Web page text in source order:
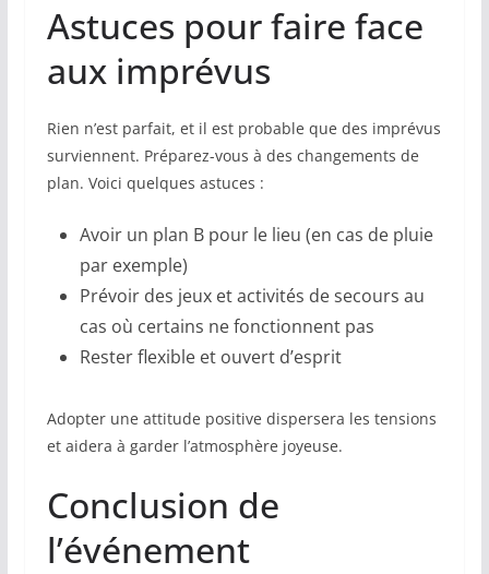
Astuces pour faire face
aux imprévus
Rien n’est parfait, et il est probable que des imprévus
surviennent. Préparez-vous à des changements de
plan. Voici quelques astuces :
Avoir un plan B pour le lieu (en cas de pluie
par exemple)
Prévoir des jeux et activités de secours au
cas où certains ne fonctionnent pas
Rester flexible et ouvert d’esprit
Adopter une attitude positive dispersera les tensions
et aidera à garder l’atmosphère joyeuse.
Conclusion de
l’événement